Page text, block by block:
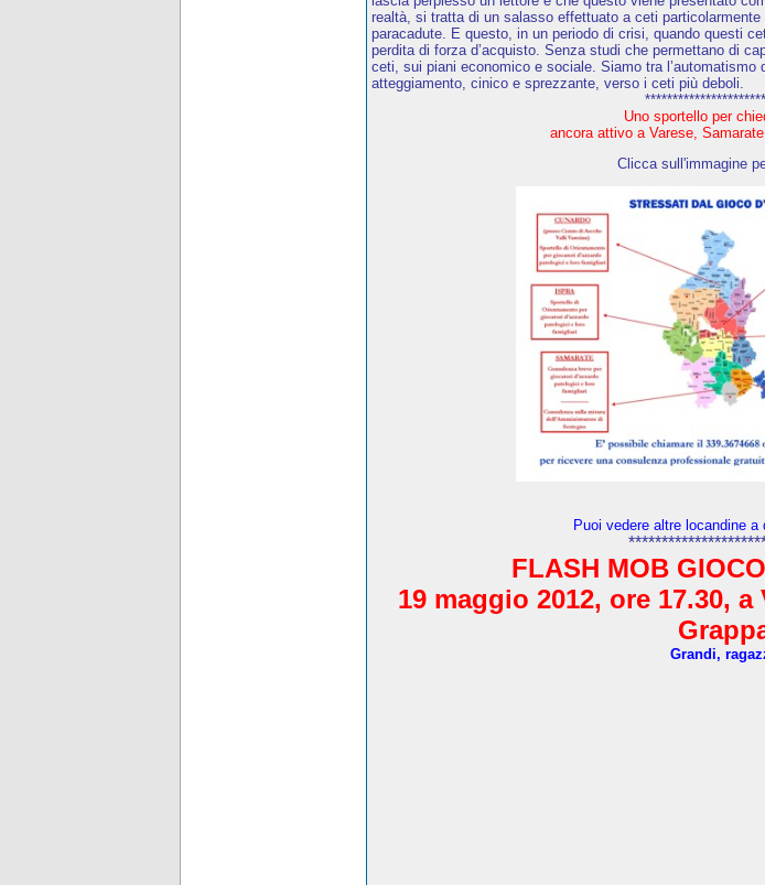
realtà, si tratta di un salasso effettuato a ceti
paracadute. E questo, in un periodo di crisi, quando questi
perdita di forza d’acquisto. Senza studi che permettano di
ceti, sui piani economico e sociale. Siamo tra
atteggiamento, cinico e sprezzante, verso i ceti più deboli.
Uno sportello per
ancora attivo a Varese,
Clicca sull'immagine
Puoi vedere altre locandine a
FLASH MOB
19 maggio 2012, ore 17.30,
Grandi,